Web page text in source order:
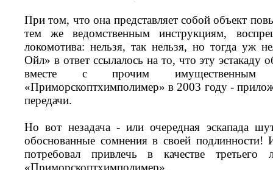
При том, что она представляет собой объект
тем же ведомственным инструкциям,
локомотива: нельзя, так нельзя, но тогда уж
Ойл» в ответ ссылалось на то, что эту эстакаду
вместе с прочим
«Приморскоптхимполимер» в 2003 году -
передачи.
Но вот незадача - или очередная эскапада
обоснованные сомнения в своей подлинности!
потребовал привлечь в качестве третьего
«Приморскоптхимполимер».